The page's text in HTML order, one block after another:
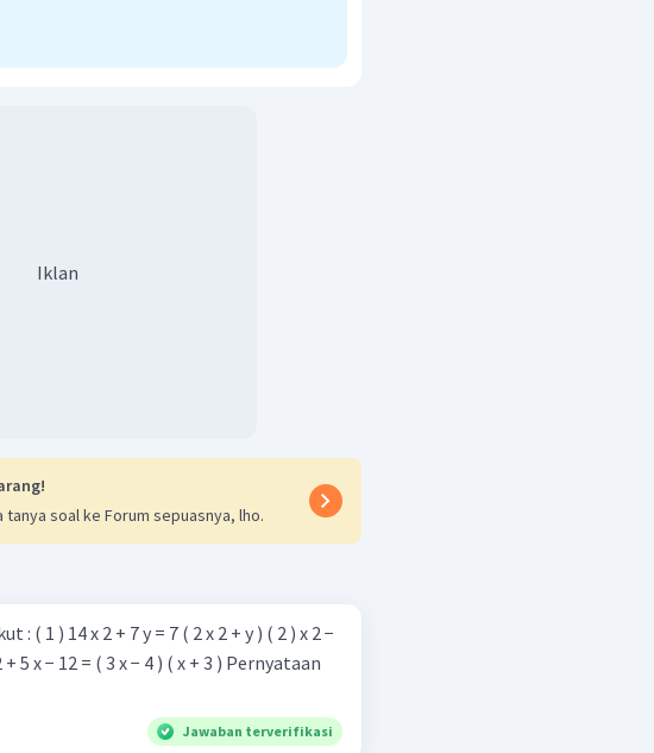
Iklan
tanya soal ke Forum sepuasnya, lho.
) x 2 −
12 = ( 3 x − 4 ) ( x + 3 ) Pernyataan
Jawaban terverifikasi